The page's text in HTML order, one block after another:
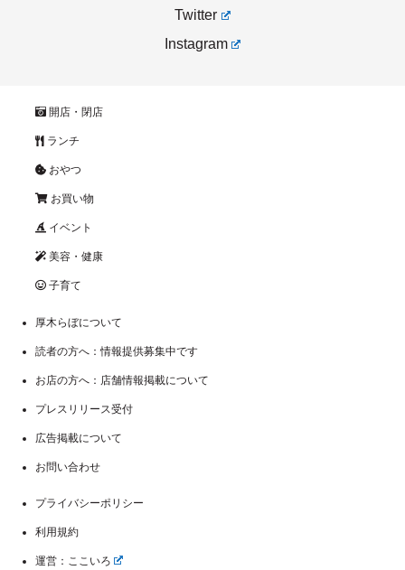
Twitter
Instagram
開店・閉店
ランチ
おやつ
お買い物
イベント
美容・健康
子育て
厚木らぼについて
読者の方へ：情報提供募集中です
お店の方へ：店舗情報掲載について
プレスリリース受付
広告掲載について
お問い合わせ
プライバシーポリシー
利用規約
運営：ここいろ